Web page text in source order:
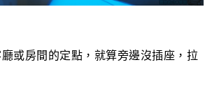
或房間的定點，就算旁邊沒插座，拉